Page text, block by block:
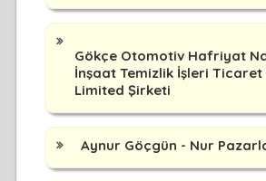
Gökçe Otomotiv Hafriyat
İnşaat Temizlik İşleri Ticaret
Limited Şirketi
Aynur Göçgün - Nur